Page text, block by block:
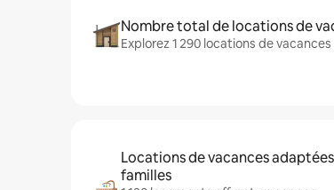
Nombre total de locations de
Explorez 1 290 locations de vacances
Locations de vacances
familles